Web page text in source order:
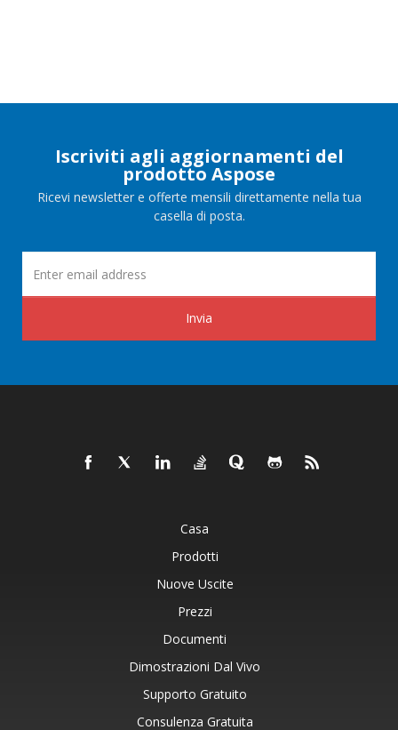
Iscriviti agli aggiornamenti del
prodotto Aspose
Ricevi newsletter e offerte mensili direttamente nella tua
casella di posta.
Invia
Casa
Prodotti
Nuove Uscite
Prezzi
Documenti
Dimostrazioni Dal Vivo
Supporto Gratuito
Consulenza Gratuita